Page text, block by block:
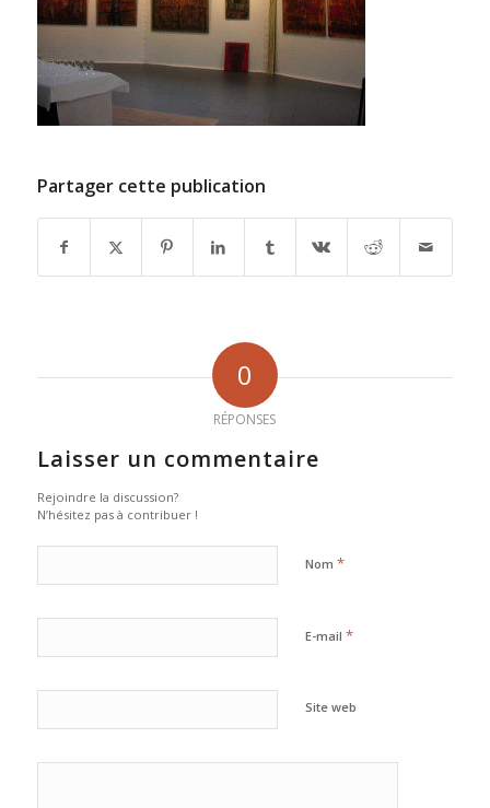
Partager cette publication
0
RÉPONSES
Laisser un commentaire
Rejoindre la discussion?
N’hésitez pas à contribuer !
Nom *
E-mail *
Site web